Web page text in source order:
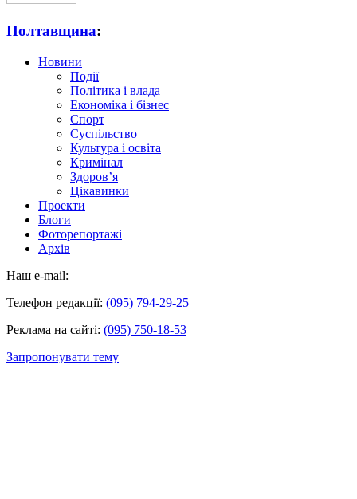
Полтавщина:
Новини
Події
Політика і влада
Економіка і бізнес
Спорт
Суспільство
Культура і освіта
Кримінал
Здоров’я
Цікавинки
Проекти
Блоги
Фоторепортажі
Архів
Наш e-mail:
Телефон редакції: (095) 794-29-25
Реклама на сайті: (095) 750-18-53
Запропонувати тему